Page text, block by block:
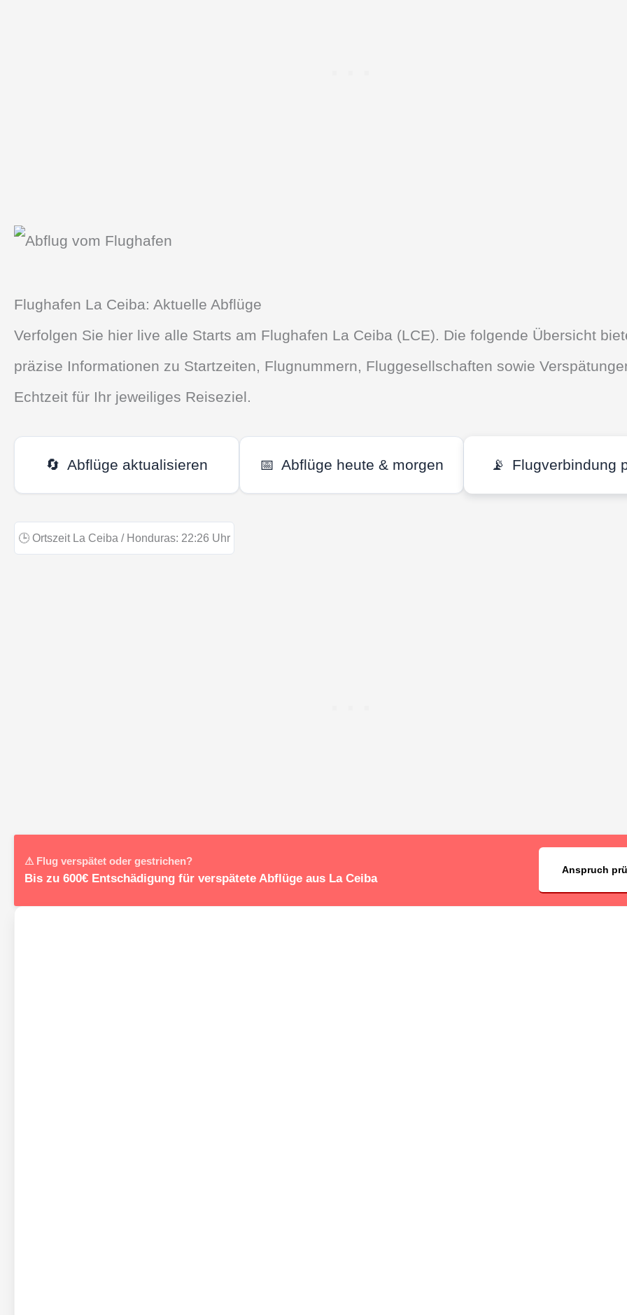
Flughafen La Ceiba: Aktuelle Abflüge
Verfolgen Sie hier live alle Starts am Flughafen La Ceiba (LCE). Die folgende Übersicht
präzise Informationen zu Startzeiten, Flugnummern, Fluggesellschaften sowie
Echtzeit für Ihr jeweiliges Reiseziel.
🔄 Abflüge aktualisieren 📅 Abflüge heute & morgen 📡 Flugverbindung
🕒 Ortszeit La Ceiba / Honduras: 22:26 Uhr
⚠ Flug verspätet oder gestrichen?
Bis zu 600€ Entschädigung für verspätete Abflüge aus La Ceiba
Anspruch